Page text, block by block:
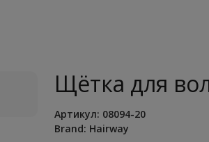
Щётка для
Артикул: 08094-20
Brand: Hairway